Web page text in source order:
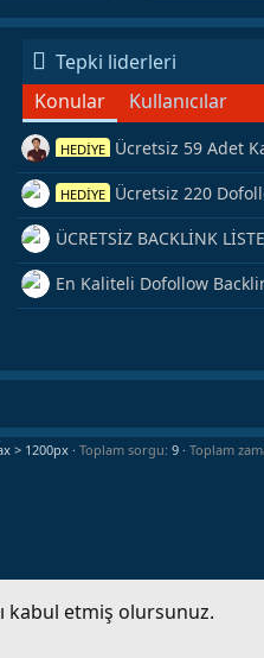
Tepki liderleri
Konular
Kullanıcılar
HEDİYE Ücretsiz 59 Adet
Backlink Kaynağı
HEDİYE Ücretsiz 220
Veriyorum
ÜCRETSİZ BACKLİNK
Hemen Yetiş!
En Kaliteli Dofollow
Toplam sorgu 9 Toplam
kabul etmiş olursunuz.